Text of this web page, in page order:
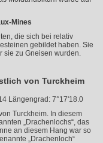
Mines
die sich bei relativ
gebildet haben. Sie
sie zu Gneisen wurden.
von Turckheim
Längengrad: 7°17'18.0
Turckheim. In diesem
„Drachenlochs“, das
an diesem Hang war so
„Drachenloch“